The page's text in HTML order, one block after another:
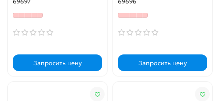
Запросить цену Запросить цену